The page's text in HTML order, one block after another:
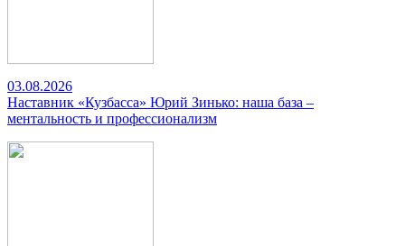
03.08.2026
Наставник «Кузбасса» Юрий Зинько: наша база –
ментальность и профессионализм